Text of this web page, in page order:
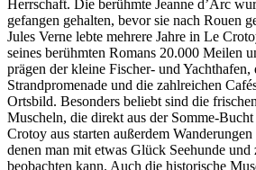
Herrschaft. Die berühmte Jeanne d’Arc
gefangen gehalten, bevor sie nach Rouen
Jules Verne lebte mehrere Jahre in Le
seines berühmten Romans 20.000 Meilen
prägen der kleine Fischer- und Yachthafen,
Strandpromenade und die zahlreichen
Ortsbild. Besonders beliebt sind die
Muscheln, die direkt aus der Somme-
Crotoy aus starten außerdem
denen man mit etwas Glück Seehunde und
beobachten kann. Auch die historische